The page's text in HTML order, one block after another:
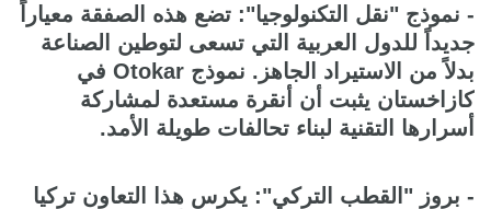
- نموذج "نقل التكنولوجيا": تضع هذه الصفقة معياراً
جديداً للدول العربية التي تسعى لتوطين الصناعة
بدلاً من الاستيراد الجاهز. نموذج Otokar في
كازاخستان يثبت أن أنقرة مستعدة لمشاركة
أسرارها التقنية لبناء تحالفات طويلة الأمد.
- بروز "القطب التركي": يكرس هذا التعاون تركيا